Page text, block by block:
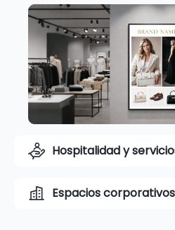
Hospitalidad y
Espacios